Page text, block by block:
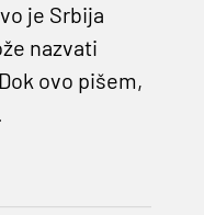
je Srbija
nazvati
ovo pišem,